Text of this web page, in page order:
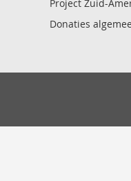
Project Zuid-
Donaties